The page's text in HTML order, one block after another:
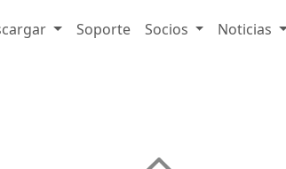
Soporte Socios Noticias